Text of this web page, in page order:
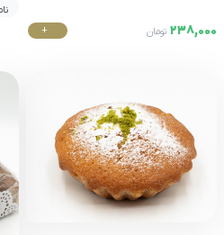
238,000 تومان
+